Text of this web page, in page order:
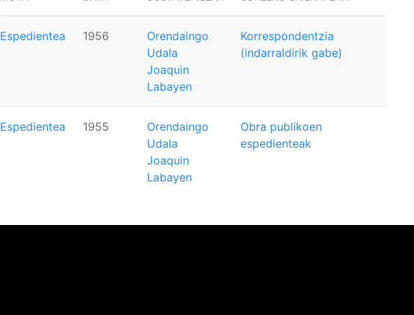
Espedientea 1956
Orendaingo
Udala
Joaquin
Labayen
Korrespondentzia
(indarraldirik gabe)
Espedientea 1955
Orendaingo
Udala
Joaquin
Labayen
Obra publikoen
espedienteak